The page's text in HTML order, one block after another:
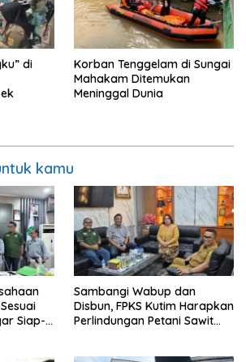
di
Korban Tenggelam di Sungai
Mahakam Ditemukan
Meninggal Dunia
kamu
Siap-
Sambangi Wabup dan
Disbun, FPKS Kutim Harapkan
Perlindungan Petani Sawit